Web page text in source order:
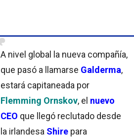
A nivel global la nueva compañía,
que pasó a llamarse Galderma,
estará capitaneada por
Flemming Ornskov, el nuevo
CEO que llegó reclutado desde
la irlandesa Shire para